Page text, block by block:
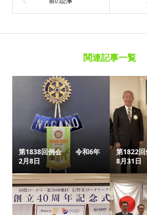
関連記事一覧
第1838回例会 令和6年
2月8日
第1822
8月31日